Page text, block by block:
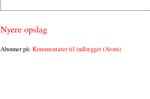
Nyere opslag
Abonner på: Kommentarer til indlægget (Atom)